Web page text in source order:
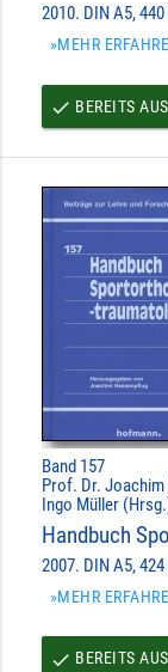
2010. DIN A5,
»MEHR
done BEREITS
Band 157
Prof. Dr.
Ingo Müller
Handbuch
2007. DIN A5,
»MEHR
done BEREITS